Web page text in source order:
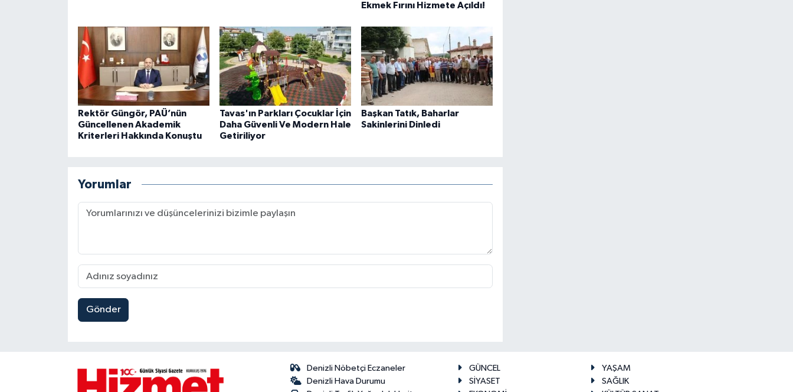
Ekmek Fırını Hizmete Açıldı!
Rektör Güngör, PAÜ’nün
Güncellenen Akademik
Kriterleri Hakkında Konuştu
Tavas'ın Parkları Çocuklar İçin
Daha Güvenli Ve Modern Hale
Getiriliyor
Başkan Tatık, Baharlar
Sakinlerini Dinledi
Yorumlar
Gönder
Denizli Nöbetçi Eczaneler
Denizli Hava Durumu
GÜNCEL
YAŞAM
SİYASET
SAĞLIK